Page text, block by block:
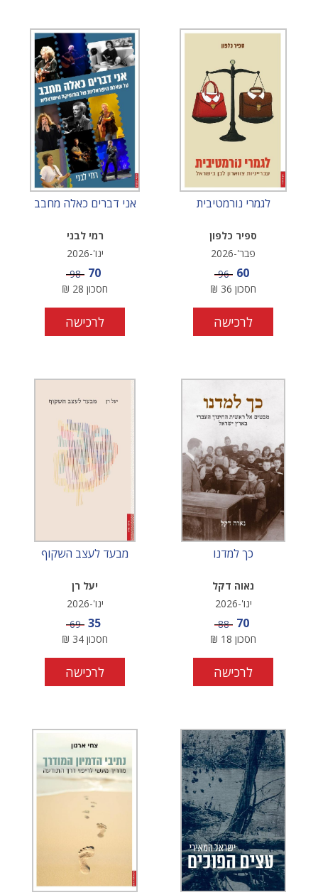
לגמרי נורמטיבית
ספיר כלפון
פבר'-2026
מחיר מבצע
60 מחיר
96
חסכון 36
₪
לרכישה
אני דברים כאלה מחבב
רמי לבני
ינו'-2026
מחיר מבצע
70 מחיר
98
חסכון 28
₪
לרכישה
כך למדנו
נאוה דקל
ינו'-2026
מחיר מבצע
70 מחיר
88
חסכון 18
₪
לרכישה
מבעד לעצב השקוף
יעל רן
ינו'-2026
מחיר מבצע
35 מחיר
69
חסכון 34
₪
לרכישה